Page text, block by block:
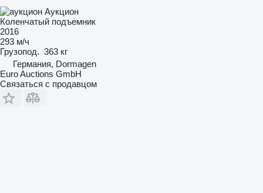
Аукцион
Коленчатый подъемник
2016
293 м/ч
Грузопод. 363 кг
Германия, Dormagen
Euro Auctions GmbH
Связаться с продавцом